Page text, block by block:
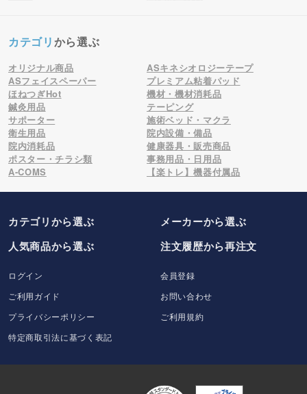
カテゴリから選ぶ
オリジナル商品
ASキネシオロジーテープ
ASフェイスペーパー
プレミアム粘着パッド
ほねつぎHot
機材・機材消耗品
鍼灸用品
テーピング
サポーター
施術ベッド・マクラ
衛生用品
院内設備・備品
院内消耗品
健康器具・販売商品
ポスター・チラシ類
事務用品・日用品
A-COMS
【楽トレ】機器付属品
カテゴリから選ぶ メーカーから選ぶ
人気商品から選ぶ
注文履歴から再注文
ログイン
会員登録
ご利用ガイド
お問い合わせ
プライバシーポリシー
ご利用規約
特定商取引法に基づく表記